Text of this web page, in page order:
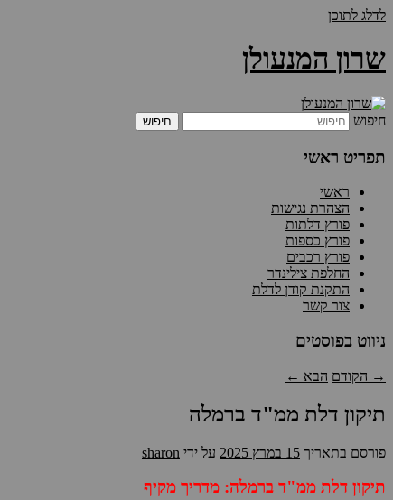
לדלג לתוכן
שרון המנעולן
חיפוש
תפריט ראשי
ראשי
הצהרת נגישות
פורץ דלתות
פורץ כספות
פורץ רכבים
החלפת צילינדר
התקנת קודן לדלת
צור קשר
ניווט בפוסטים
→ הקודם הבא ←
תיקון דלת ממ"ד ברמלה
פורסם בתאריך 15 במרץ 2025 על ידי sharon
תיקון דלת ממ"ד ברמלה: מדריך מקיף